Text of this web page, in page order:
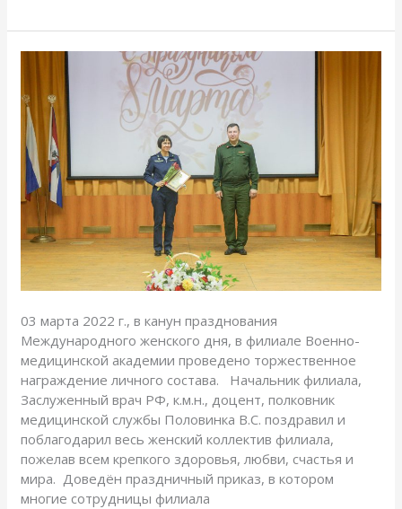
03 марта 2022 г., в канун празднования
Международного женского дня, в филиале Военно-
медицинской академии проведено торжественное
награждение личного состава. Начальник филиала,
Заслуженный врач РФ, к.м.н., доцент, полковник
медицинской службы Половинка В.С. поздравил и
поблагодарил весь женский коллектив филиала,
пожелав всем крепкого здоровья, любви, счастья и
мира. Доведён праздничный приказ, в котором
многие сотрудницы филиала
Торжественное
награждение
в
честь
празднования
Международного женского дня